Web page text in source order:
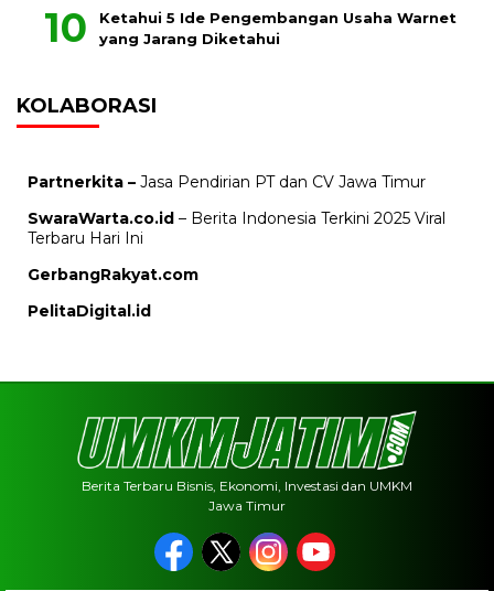
Ketahui 5 Ide Pengembangan Usaha Warnet
yang Jarang Diketahui
KOLABORASI
Partnerkita – Jasa Pendirian PT dan CV Jawa Timur
SwaraWarta.co.id – Berita Indonesia Terkini 2025 Viral
Terbaru Hari Ini
GerbangRakyat.com
PelitaDigital.id
Berita Terbaru Bisnis, Ekonomi, Investasi dan UMKM
Jawa Timur